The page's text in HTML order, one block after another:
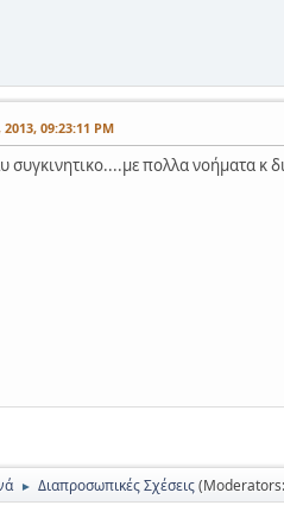
09:23:11 PM
συγκινητικο....με πολλα νοήματα κ
► Διαπροσωπικές Σχέσεις(Moderators: